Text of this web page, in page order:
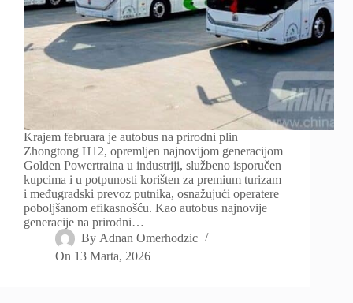
Krajem februara je autobus na prirodni plin
Zhongtong H12, opremljen najnovijom generacijom
Golden Powertraina u industriji, službeno isporučen
kupcima i u potpunosti korišten za premium turizam
i međugradski prevoz putnika, osnažujući operatere
poboljšanom efikasnošću. Kao autobus najnovije
generacije na prirodni…
By Adnan Omerhodzic
On 13 Marta, 2026